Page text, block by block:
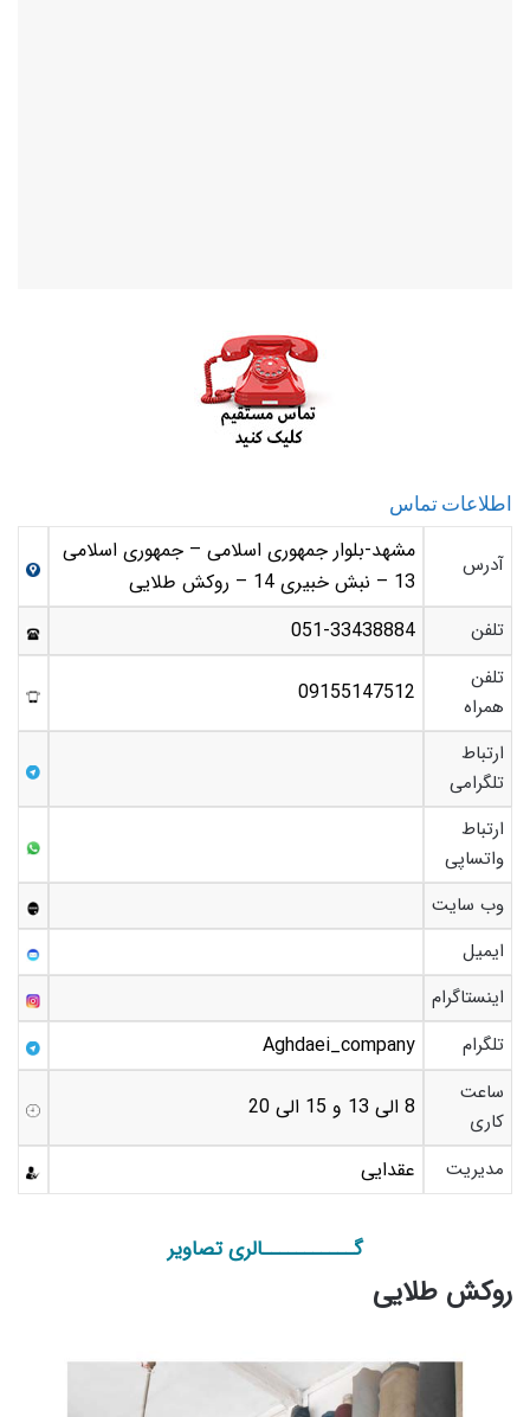
اطلاعات تماس
آدرس
مشهد-بلوار جمهوری اسلامی – جمهوری اسلامی
13 – نبش خبیری 14 – روکش طلایی
تلفن 051-33438884
تلفن
همراه
09155147512
ارتباط
تلگرامی
ارتباط
واتساپی
وب سایت
ایمیل
اینستاگرام
تلگرام
Aghdaei_company
ساعت
کاری
8 الی 13 و 15 الی 20
مدیریت عقدایی
گـــــــــــالری تصاویر
روکش طلایی